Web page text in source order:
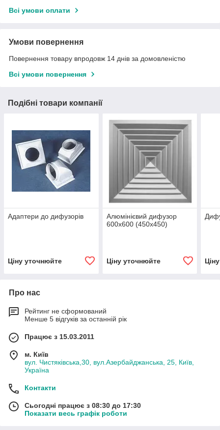
Всі умови оплати
Умови повернення
Повернення товару впродовж 14 днів за домовленістю
Всі умови повернення
Подібні товари компанії
Адаптери до дифузорів
Ціну уточнюйте
Алюмінієвий дифузор
600х600 (450х450)
Ціну уточнюйте
Про нас
Рейтинг не сформований
Менше 5 відгуків за останній рік
Працює з 15.03.2011
м. Київ
вул. Чистяківська,30, вул.Азербайджанська, 25, Київ,
Україна
Контакти
Сьогодні працює з 08:30 до 17:30
Показати весь графік роботи